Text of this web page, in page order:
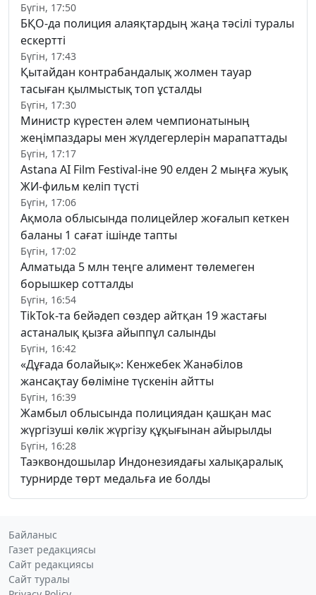
Бүгін, 17:50
БҚО-да полиция алаяқтардың жаңа тәсілі туралы
ескертті
Бүгін, 17:43
Қытайдан контрабандалық жолмен тауар
тасыған қылмыстық топ ұсталды
Бүгін, 17:30
Министр күрестен әлем чемпионатының
жеңімпаздары мен жүлдегерлерін марапаттады
Бүгін, 17:17
Astana AI Film Festival-іне 90 елден 2 мыңға жуық
ЖИ-фильм келіп түсті
Бүгін, 17:06
Ақмола облысында полицейлер жоғалып кеткен
баланы 1 сағат ішінде тапты
Бүгін, 17:02
Алматыда 5 млн теңге алимент төлемеген
борышкер сотталды
Бүгін, 16:54
TikTok-та бейәдеп сөздер айтқан 19 жастағы
астаналық қызға айыппұл салынды
Бүгін, 16:42
«Дұғада болайық»: Кенжебек Жанәбілов
жансақтау бөліміне түскенін айтты
Бүгін, 16:39
Жамбыл облысында полициядан қашқан мас
жүргізуші көлік жүргізу құқығынан айырылды
Бүгін, 16:28
Таэквондошылар Индонезиядағы халықаралық
турнирде төрт медальға ие болды
Байланыс
Газет редакциясы
Сайт редакциясы
Сайт туралы